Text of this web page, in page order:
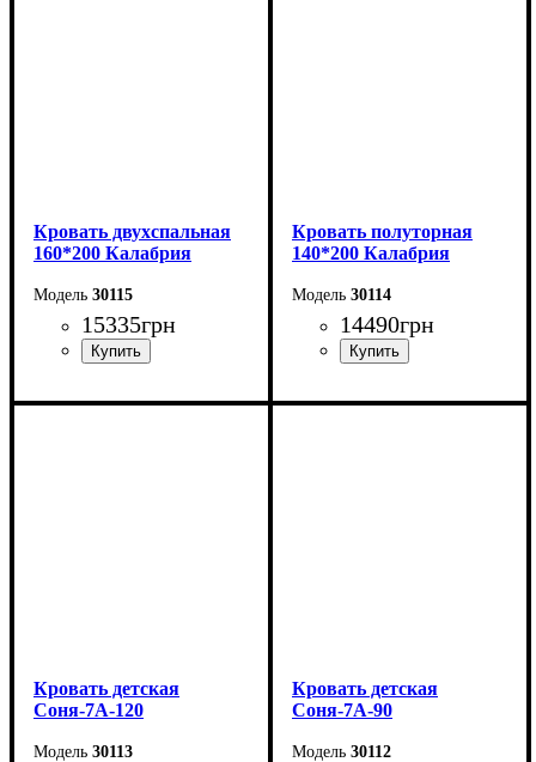
Кровать двухспальная
160*200 Калабрия
30115
15335грн
Ширина: 176 см
Кровать полуторная
140*200 Калабрия
30114
14490грн
Ширина: 156 см
Кровать детская
Соня-7А-120
30113
Кровать детская
Соня-7А-90
30112